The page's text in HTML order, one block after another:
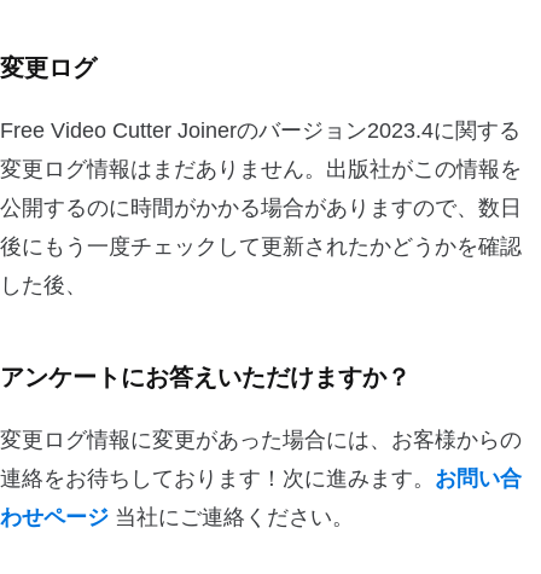
変更ログ
Free Video Cutter Joinerのバージョン2023.4に関する
変更ログ情報はまだありません。出版社がこの情報を
公開するのに時間がかかる場合がありますので、数日
後にもう一度チェックして更新されたかどうかを確認
した後、
アンケートにお答えいただけますか？
変更ログ情報に変更があった場合には、お客様からの
連絡をお待ちしております！次に進みます。 お問い合
わせページ 当社にご連絡ください。